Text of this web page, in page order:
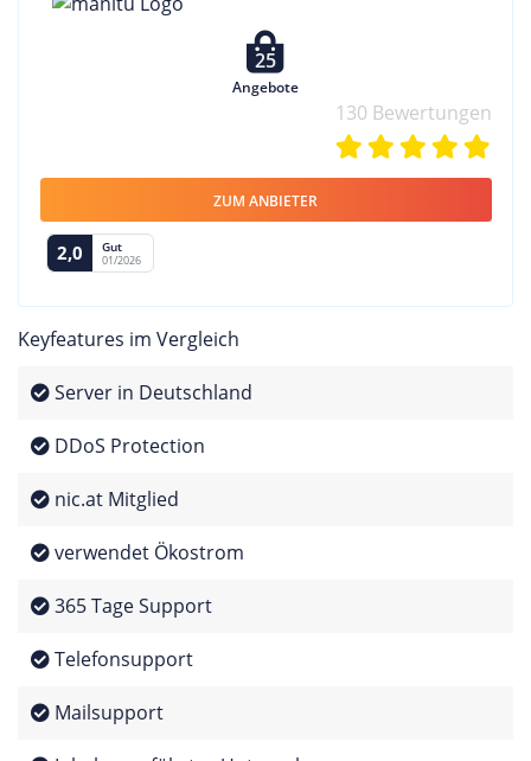
25
Angebote
130 Bewertungen
ZUM ANBIETER
2,0 Gut
01/2026
Keyfeatures im Vergleich
Server in Deutschland
DDoS Protection
nic.at Mitglied
verwendet Ökostrom
365 Tage Support
Telefonsupport
Mailsupport